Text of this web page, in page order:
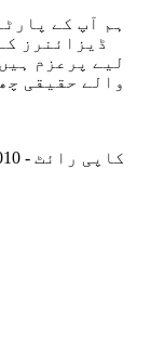
ڈیزائنرز
والے حقیقی
© کاپی رائٹ - 2010-2026 : جملہ حقوق محفوظ ہیں۔